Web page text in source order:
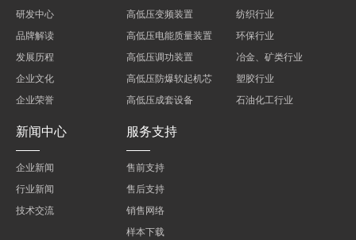
研发中心
品牌解读
发展历程
企业文化
企业荣誉
高低压变频装置
高低压电能质量装置
高低压调功装置
高低压防爆软起机芯
高低压成套设备
纺织行业
环保行业
冶金、矿类行业
塑胶行业
石油化工行业
新闻中心
企业新闻
行业新闻
技术交流
服务支持
售前支持
售后支持
销售网络
样本下载